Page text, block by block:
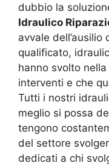
dubbio la
Idraulico
avvale
qualificato,
hanno svolto
interventi e che
Tutti i nostri
meglio si possa
tengono
del settore
dedicati a chi